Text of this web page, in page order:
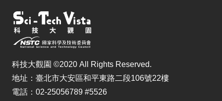
科技大觀園 ©2020 All Rights Reserved.
地址：臺北市大安區和平東路二段106號22樓
電話：02-25056789 #5526